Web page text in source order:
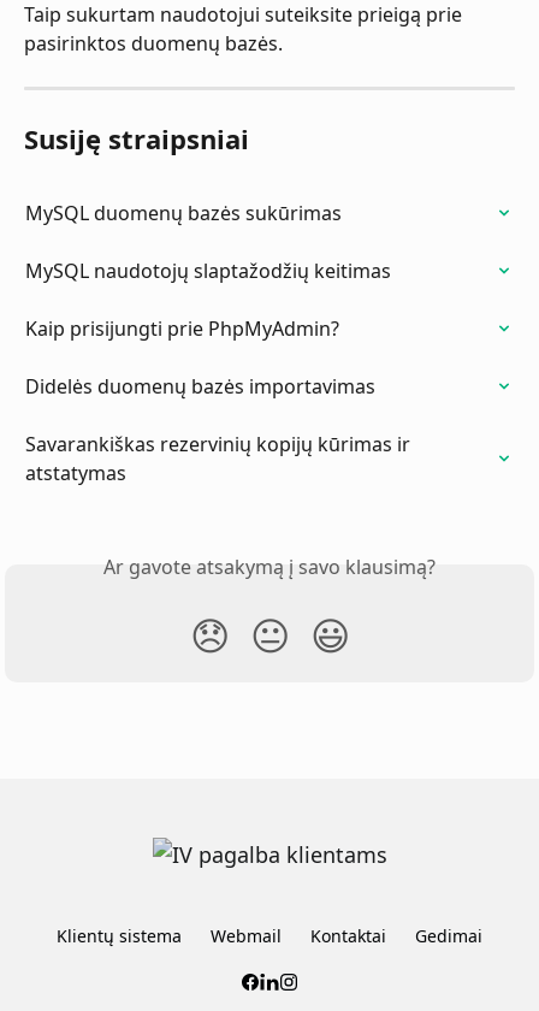
Taip sukurtam naudotojui suteiksite prieigą prie
pasirinktos duomenų bazės.
Susiję straipsniai
MySQL duomenų bazės sukūrimas
MySQL naudotojų slaptažodžių keitimas
Kaip prisijungti prie PhpMyAdmin?
Didelės duomenų bazės importavimas
Savarankiškas rezervinių kopijų kūrimas ir
atstatymas
Ar gavote atsakymą į savo klausimą?
😞 😐 😃
Klientų sistema Webmail Kontaktai Gedimai